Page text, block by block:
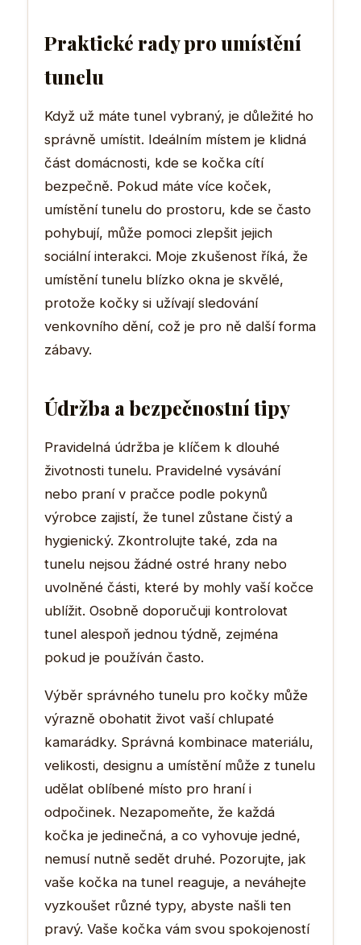
Praktické rady pro umístění
tunelu
Když už máte tunel vybraný, je důležité ho
správně umístit. Ideálním místem je klidná
část domácnosti, kde se kočka cítí
bezpečně. Pokud máte více koček,
umístění tunelu do prostoru, kde se často
pohybují, může pomoci zlepšit jejich
sociální interakci. Moje zkušenost říká, že
umístění tunelu blízko okna je skvělé,
protože kočky si užívají sledování
venkovního dění, což je pro ně další forma
zábavy.
Údržba a bezpečnostní tipy
Pravidelná údržba je klíčem k dlouhé
životnosti tunelu. Pravidelné vysávání
nebo praní v pračce podle pokynů
výrobce zajistí, že tunel zůstane čistý a
hygienický. Zkontrolujte také, zda na
tunelu nejsou žádné ostré hrany nebo
uvolněné části, které by mohly vaší kočce
ublížit. Osobně doporučuji kontrolovat
tunel alespoň jednou týdně, zejména
pokud je používán často.
Výběr správného tunelu pro kočky může
výrazně obohatit život vaší chlupaté
kamarádky. Správná kombinace materiálu,
velikosti, designu a umístění může z tunelu
udělat oblíbené místo pro hraní i
odpočinek. Nezapomeňte, že každá
kočka je jedinečná, a co vyhovuje jedné,
nemusí nutně sedět druhé. Pozorujte, jak
vaše kočka na tunel reaguje, a neváhejte
vyzkoušet různé typy, abyste našli ten
pravý. Vaše kočka vám svou spokojeností